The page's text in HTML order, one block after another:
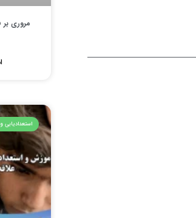
مروری بر